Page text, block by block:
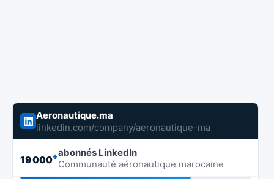
Aeronautique.ma
linkedin.com/company/aeronautique-ma
19 000+abonnés LinkedIn
Communauté aéronautique marocaine